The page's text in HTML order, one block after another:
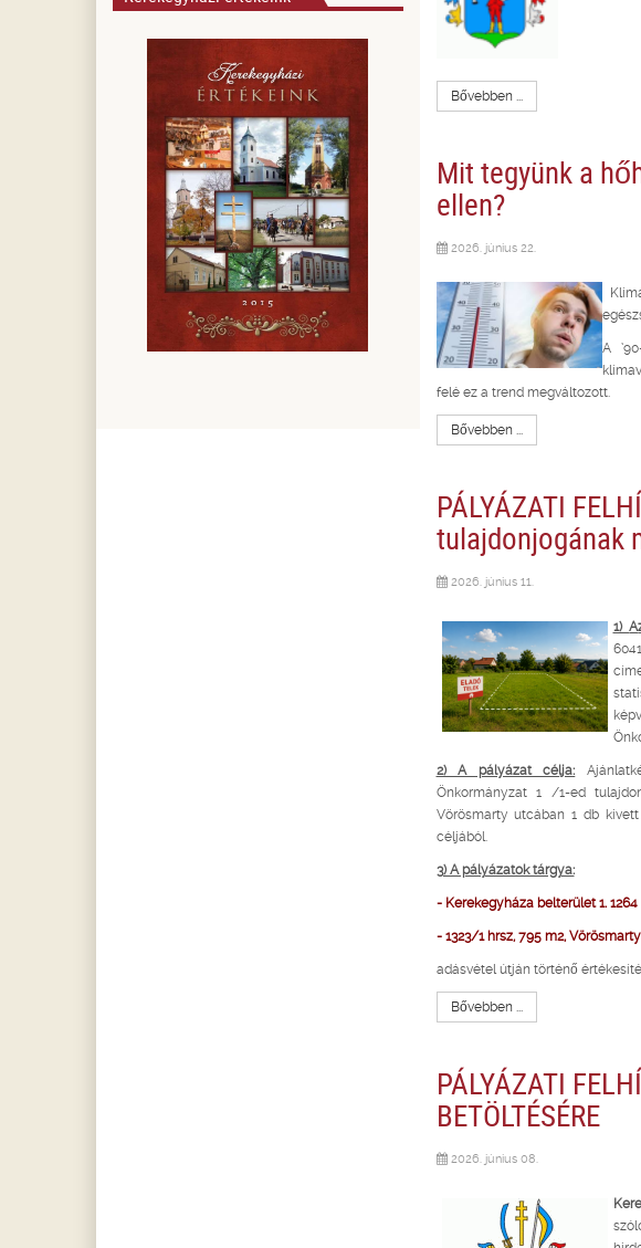
Bővebben ...
Mit tegyünk a
ellen?
2026. június 22.
A
felé ez a trend megváltozott.
Bővebben ...
PÁLYÁZATI
tulajdonjogának
2026. június 11.
1)A
2) A pályázat célja:
Önkormányzat 1 /1-ed
Vörösmarty utcában 1 db
céljából.
3) A pályázatok tárgya:
- Kerekegyháza belterület 1.
- 1323/1 hrsz, 795 m2,
adásvétel útján történő
Bővebben ...
PÁLYÁZATI
BETÖLTÉSÉRE
2026. június 08.